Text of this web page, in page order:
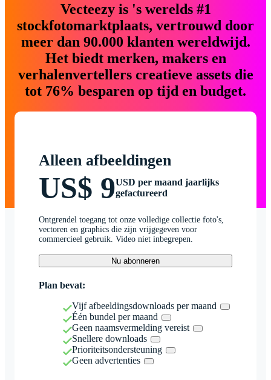
Vecteezy is 's werelds #1
stockfotomarktplaats, vertrouwd door
meer dan 90.000 klanten wereldwijd.
Het biedt merken, makers en
verhalenvertellers creatieve assets die
tot 76% besparen op tijd en budget.
Alleen afbeeldingen
US$ 9USD per maand jaarlijks
gefactureerd
Ontgrendel toegang tot onze volledige collectie foto's,
vectoren en graphics die zijn vrijgegeven voor
commercieel gebruik. Video niet inbegrepen.
Nu abonneren
Plan bevat:
Vijf afbeeldingsdownloads per maand
Één bundel per maand
Geen naamsvermelding vereist
Snellere downloads
Prioriteitsondersteuning
Geen advertenties